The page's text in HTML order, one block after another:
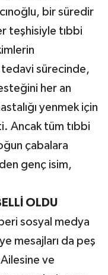
bir süredir
teşhisiyle tıbbi
sürecinde,
her an
yenmek için
Ancak tüm tıbbi
çabalara
genç isim,
OLDU
sosyal medya
mesajları da peş
ve